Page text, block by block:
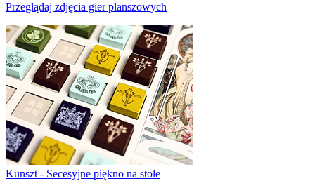
Przeglądaj zdjęcia gier planszowych
Kunszt - Secesyjne piękno na stole